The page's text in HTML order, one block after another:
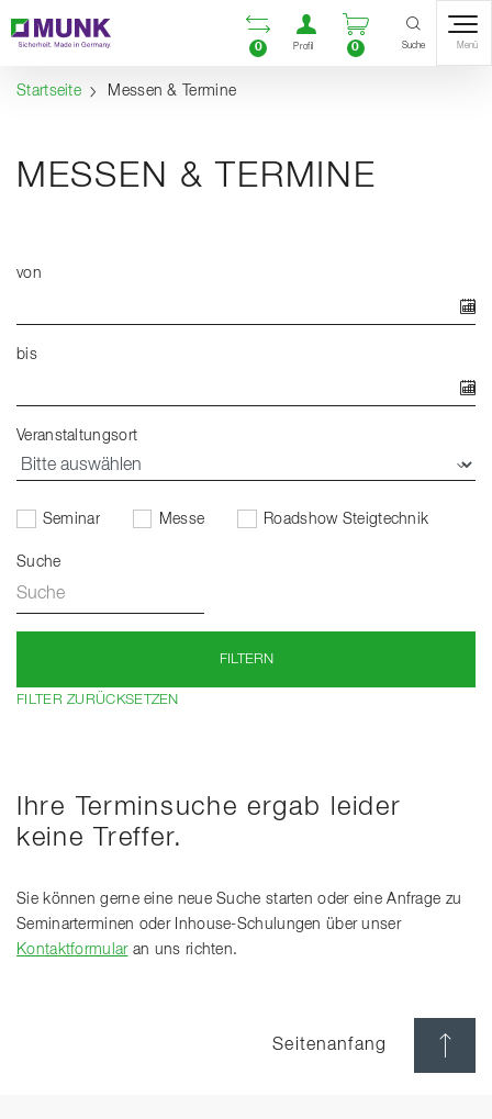
Inhalt
Inhaltsverzeichnis
Navigation Vergleichsliste öffnen
0
Benutzerkonto
Profil
Warenkorb
0 Suche Menü
Startseite Messen & Termine
MESSEN & TERMINE
von
bis
Veranstaltungsort
Seminar Messe Roadshow Steigtechnik
Suche
FILTERN
FILTER ZURÜCKSETZEN
Ihre Terminsuche ergab leider
keine Treffer.
Sie können gerne eine neue Suche starten oder eine Anfrage zu
Seminarterminen oder Inhouse-Schulungen über unser
Kontaktformularan uns richten.
Seitenanfang